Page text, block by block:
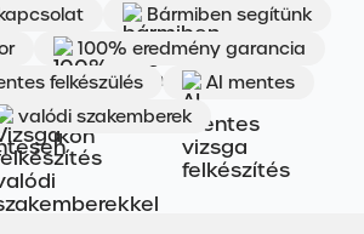
Bármiben segítünk
100% eredmény garancia
felkészülés
AI mentes
valódi szakemberek